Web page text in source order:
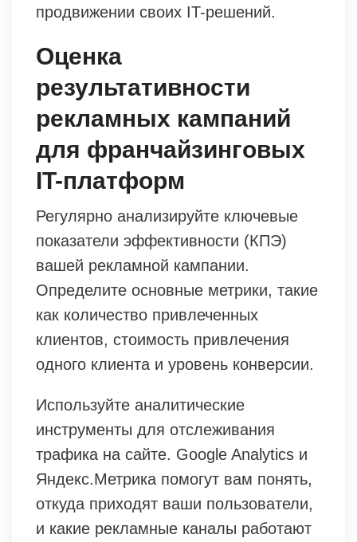
продвижении своих IT-решений.
Оценка
результативности
рекламных кампаний
для франчайзинговых
IT-платформ
Регулярно анализируйте ключевые
показатели эффективности (КПЭ)
вашей рекламной кампании.
Определите основные метрики, такие
как количество привлеченных
клиентов, стоимость привлечения
одного клиента и уровень конверсии.
Используйте аналитические
инструменты для отслеживания
трафика на сайте. Google Analytics и
Яндекс.Метрика помогут вам понять,
откуда приходят ваши пользователи,
и какие рекламные каналы работают